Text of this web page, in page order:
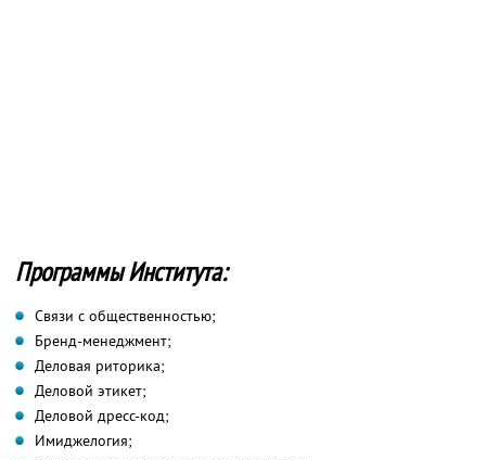
Программы Института:
Связи с общественностью;
Бренд-менеджмент;
Деловая риторика;
Деловой этикет;
Деловой дресс-код;
Имиджелогия;